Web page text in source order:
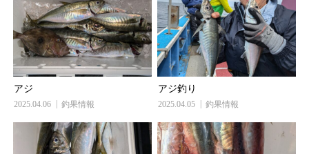
アジ
2025.04.06 釣果情報
アジ釣り
2025.04.05 釣果情報